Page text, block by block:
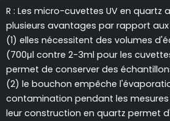
R : Les micro-cuvettes UV en
plusieurs avantages par rapport
(1) elles nécessitent des volumes
(700μl contre 2-3ml pour les
permet de conserver des
(2) le bouchon empêche
contamination pendant les
leur construction en quartz permet